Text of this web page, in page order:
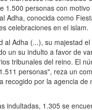
1.500 personas con motivo
Adha, conocida como
celebraciones en el islam.
al Adha (...), su majestad
un su indulto a favor de
tribunales del reino. El
personas", reza un
recogido por la agencia de
indultadas, 1.305 se